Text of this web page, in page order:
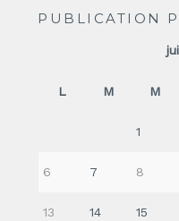
PUBLICATION
L M M
1
6 7 8
13 14 15